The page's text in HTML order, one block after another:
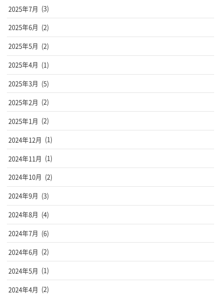
2025年7月 (3)
2025年6月 (2)
2025年5月 (2)
2025年4月 (1)
2025年3月 (5)
2025年2月 (2)
2025年1月 (2)
2024年12月 (1)
2024年11月 (1)
2024年10月 (2)
2024年9月 (3)
2024年8月 (4)
2024年7月 (6)
2024年6月 (2)
2024年5月 (1)
2024年4月 (2)